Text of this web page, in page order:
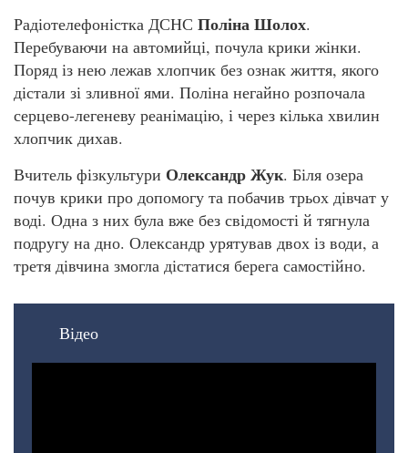
Радіотелефоністка ДСНС Поліна Шолох.
Перебуваючи на автомийці, почула крики жінки.
Поряд із нею лежав хлопчик без ознак життя, якого
дістали зі зливної ями. Поліна негайно розпочала
серцево-легеневу реанімацію, і через кілька хвилин
хлопчик дихав.
Вчитель фізкультури Олександр Жук. Біля озера
почув крики про допомогу та побачив трьох дівчат у
воді. Одна з них була вже без свідомості й тягнула
подругу на дно. Олександр урятував двох із води, а
третя дівчина змогла дістатися берега самостійно.
Відео